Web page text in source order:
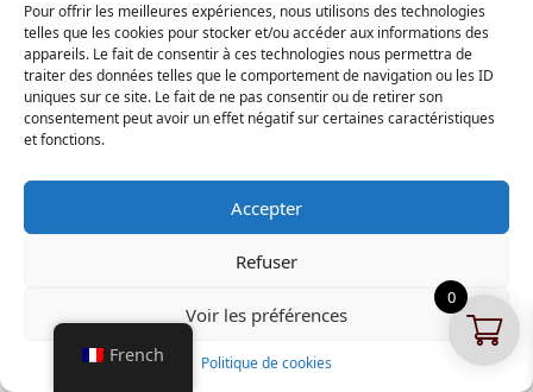
Pour offrir les meilleures expériences, nous utilisons des technologies
telles que les cookies pour stocker et/ou accéder aux informations des
appareils. Le fait de consentir à ces technologies nous permettra de
traiter des données telles que le comportement de navigation ou les ID
uniques sur ce site. Le fait de ne pas consentir ou de retirer son
consentement peut avoir un effet négatif sur certaines caractéristiques
et fonctions.
Accepter
Refuser
Voir les préférences
Politique de cookies
Copyright © 2024 Deluxe Concept & Design - creative studio. All
rights reserved.
Terms & Condition Privacy Policy
French
0